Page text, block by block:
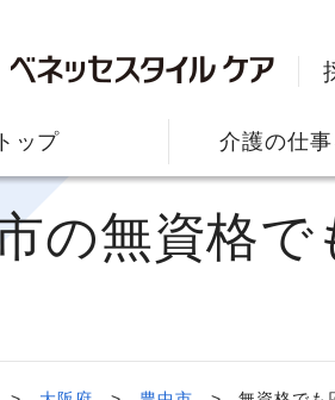
トップ 介護の仕
市の無資格